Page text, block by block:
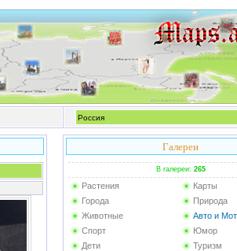
Галереи
В галереи: 265
Растения
Карты
Города
Природа
Животные
Авто и
Спорт
Юмор
Дети
Туризм